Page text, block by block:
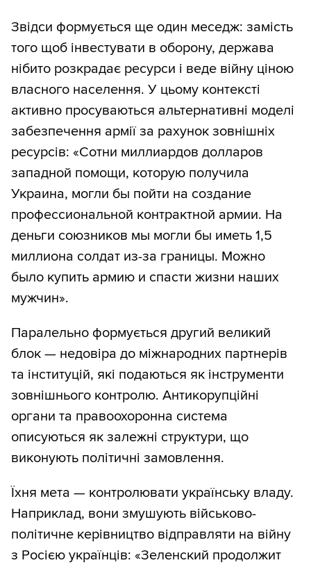
Звідси формується ще один меседж: замість
того щоб інвестувати в оборону, держава
нібито розкрадає ресурси і веде війну ціною
власного населення. У цьому контексті
активно просуваються альтернативні моделі
забезпечення армії за рахунок зовнішніх
ресурсів: «Сотни миллиардов долларов
западной помощи, которую получила
Украина, могли бы пойти на создание
профессиональной контрактной армии. На
деньги союзников мы могли бы иметь 1,5
миллиона солдат из-за границы. Можно
было купить армию и спасти жизни наших
мужчин».
Паралельно формується другий великий
блок — недовіра до міжнародних партнерів
та інституцій, які подаються як інструменти
зовнішнього контролю. Антикорупційні
органи та правоохоронна система
описуються як залежні структури, що
виконують політичні замовлення.
Їхня мета — контролювати українську владу.
Наприклад, вони змушують військово-
політичне керівництво відправляти на війну
з Росією українців: «Зеленский продолжит